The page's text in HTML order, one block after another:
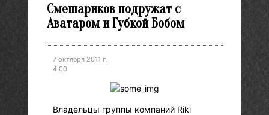
Смешариков подружат с
Аватаром и Губкой Бобом
7 октября 2011 г.
4:00
Владельцы группы компаний Riki